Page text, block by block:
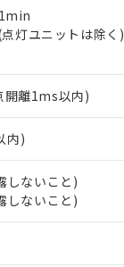
灯ユニットは除く)
開離1ms以内)
内)
しないこと)
しないこと)